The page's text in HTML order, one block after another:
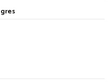
gres